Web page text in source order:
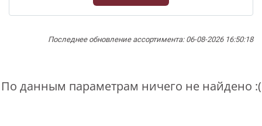
Последнее обновление ассортимента: 06-08-2026 16:50:18
По данным параметрам ничего не найдено :(